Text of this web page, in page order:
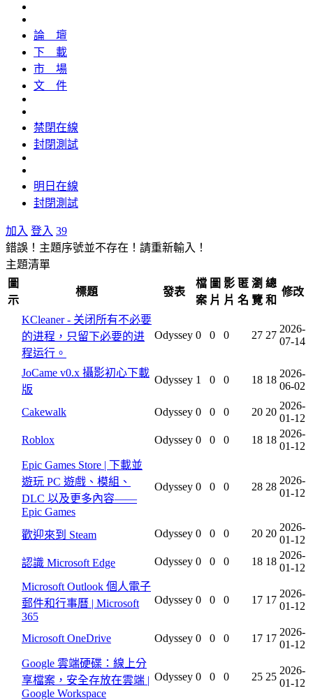
論 壇
下 載
市 場
文 件
禁閉在線
封閉測試
明日在線
封閉測試
加入 登入 39
錯誤！主題序號並不存在！請重新輸入！
主題清單
圖
示
標題 發表
檔
案
圖
片
影
片
匿
名
瀏
覽
總
和
修改
KCleaner - 关闭所有不必要
的进程，只留下必要的进
程运行。
Odyssey 0 0 0 27 27
2026-
07-14
JoCame v0.x 攝影初心下載
版
Odyssey 1 0 0 18 18
2026-
06-02
Cakewalk Odyssey 0 0 0 20 20
2026-
01-12
Roblox
Odyssey 0 0 0 18 18
2026-
01-12
Epic Games Store | 下載並
遊玩 PC 遊戲、模組、
DLC 以及更多內容——
Epic Games
Odyssey 0 0 0 28 28
2026-
01-12
歡迎來到 Steam Odyssey 0 0 0 20 20
2026-
01-12
認識 Microsoft Edge
Odyssey 0 0 0 18 18
2026-
01-12
Microsoft Outlook 個人電子
郵件和行事曆 | Microsoft
365
Odyssey 0 0 0 17 17
2026-
01-12
Microsoft OneDrive Odyssey 0 0 0 17 17
2026-
01-12
Google 雲端硬碟：線上分
享檔案，安全存放在雲端 |
Google Workspace
Odyssey 0 0 0 25 25
2026-
01-12